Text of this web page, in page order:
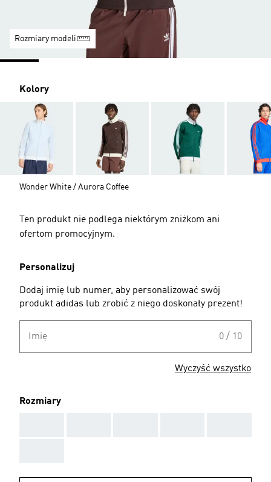
Rozmiary modeli
Kolory
Wonder White / Aurora Coffee
Ten produkt nie podlega niektórym zniżkom ani
ofertom promocyjnym.
Personalizuj
Dodaj imię lub numer, aby personalizować swój
produkt adidas lub zrobić z niego doskonały prezent!
Imię 0 / 10
Wyczyść wszystko
Rozmiary